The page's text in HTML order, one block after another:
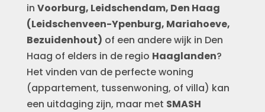
in Voorburg, Leidschendam, Den Haag
(Leidschenveen-Ypenburg, Mariahoeve,
Bezuidenhout) of een andere wijk in Den
Haag of elders in de regio Haaglanden?
Het vinden van de perfecte woning
(appartement, tussenwoning, of villa) kan
een uitdaging zijn, maar met SMASH